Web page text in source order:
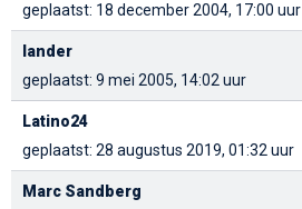
geplaatst: 18 december 2004, 17:00 uur
lander
geplaatst: 9 mei 2005, 14:02 uur
Latino24
geplaatst: 28 augustus 2019, 01:32 uur
Marc Sandberg